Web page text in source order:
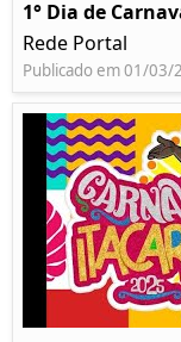
1° Dia de
Rede Portal
Publicado em 01/03/